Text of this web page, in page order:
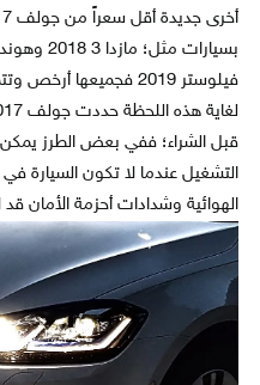
فيلوستر 2019 فجميعها أرخص وتتمتع بمناورة رشيقة وتسارع جيد.
قبل الشراء؛ ففي بعض الطرز يمكن
التشغيل عندما لا تكون السيارة
الهوائية وشدادات أحزمة الأمان